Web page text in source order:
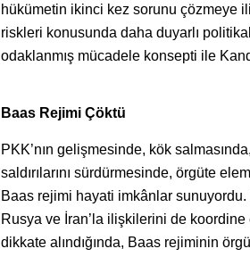
hükümetin ikinci kez sorunu çözmeye
riskleri konusunda daha duyarlı
odaklanmış mücadele konsepti ile
Baas Rejimi Çöktü
PKK’nın gelişmesinde, kök
saldırılarını sürdürmesinde, örgüte
Baas rejimi hayati imkânlar
Rusya ve İran’la ilişkilerini de
dikkate alındığında, Baas rejiminin